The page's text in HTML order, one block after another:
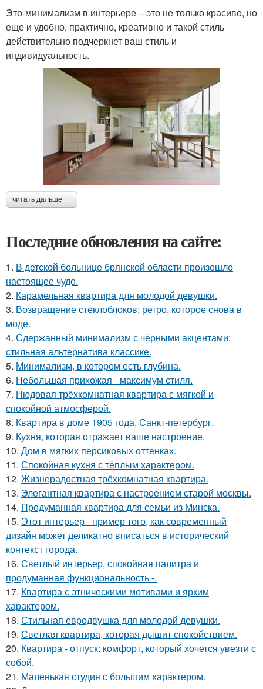
Это-минимализм в интерьере – это не только красиво, но
еще и удобно, практично, креативно и такой стиль
действительно подчеркнет ваш стиль и
индивидуальность.
читать дальше →
Последние обновления на сайте:
1. В детской больнице брянской области произошло
настоящее чудо.
2. Карамельная квартира для молодой девушки.
3. Возвращение стеклоблоков: ретро, которое снова в
моде.
4. Сдержанный минимализм с чёрными акцентами:
стильная альтернатива классике.
5. Минимализм, в котором есть глубина.
6. Небольшая прихожая - максимум стиля.
7. Нюдовая трёхкомнатная квартира с мягкой и
спокойной атмосферой.
8. Квартира в доме 1905 года, Санкт-петербург.
9. Кухня, которая отражает ваше настроение.
10. Дом в мягких персиковых оттенках.
11. Спокойная кухня с тёплым характером.
12. Жизнерадостная трёхкомнатная квартира.
13. Элегантная квартира с настроением старой москвы.
14. Продуманная квартира для семьи из Минска.
15. Этот интерьер - пример того, как современный
дизайн может деликатно вписаться в исторический
контекст города.
16. Светлый интерьер, спокойная палитра и
продуманная функциональность -.
17. Квартира с этническими мотивами и ярким
характером.
18. Стильная евродвушка для молодой девушки.
19. Светлая квартира, которая дышит спокойствием.
20. Квартира - отпуск: комфорт, который хочется увезти с
собой.
21. Маленькая студия с большим характером.